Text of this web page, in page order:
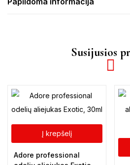
Susijusios
Į krepšelį
Adore professional